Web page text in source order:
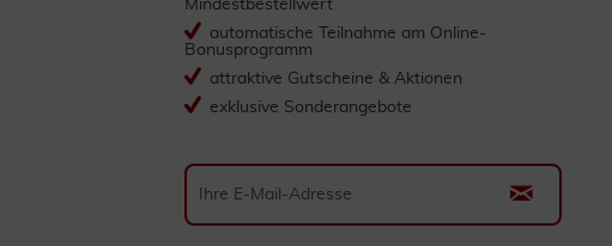
Mindestbestellwert
automatische Teilnahme am Online-
Bonusprogramm
attraktive Gutscheine & Aktionen
exklusive Sonderangebote